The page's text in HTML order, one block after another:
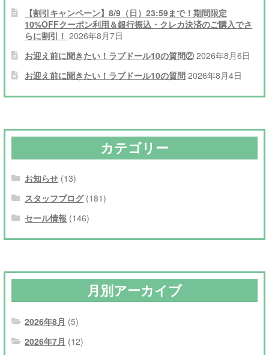
【割引キャンペーン】8/9（日）23:59まで！期間限定
10%OFFクーポン利用＆銀行振込・クレカ決済のご購入でさ
らに割引！ 2026年8月7日
お迎え前に聞きたい！ラブドール10の質問② 2026年8月6日
お迎え前に聞きたい！ラブドール10の質問 2026年8月4日
カテゴリー
お知らせ (13)
スタッフブログ(181)
セール情報 (146)
月別アーカイブ
2026年8月 (5)
2026年7月 (12)